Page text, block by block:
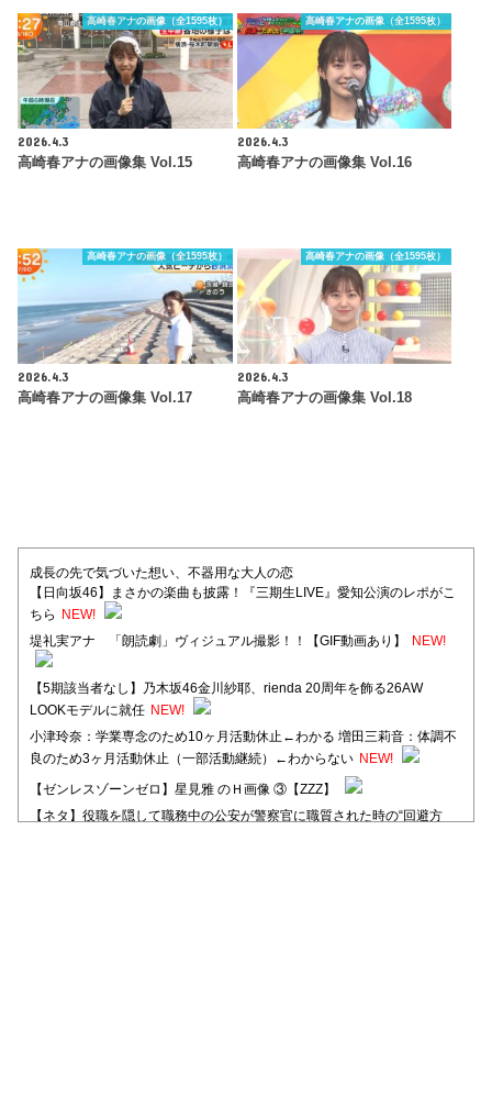
高崎春アナの画像（全1595枚）
2026.4.3
高崎春アナの画像集 Vol.15
高崎春アナの画像（全1595枚）
2026.4.3
高崎春アナの画像集 Vol.16
高崎春アナの画像（全1595枚）
2026.4.3
高崎春アナの画像集 Vol.17
高崎春アナの画像（全1595枚）
2026.4.3
高崎春アナの画像集 Vol.18
成長の先で気づいた想い、不器用な大人の恋
【日向坂46】まさかの楽曲も披露！『三期生LIVE』愛知公演のレポがこ
ちら NEW!
堤礼実アナ 「朗読劇」ヴィジュアル撮影！！【GIF動画あり】
NEW!
【5期該当者なし】乃木坂46金川紗耶、rienda 20周年を飾る26AW
LOOKモデルに就任 NEW!
小津玲奈：学業専念のため10ヶ月活動休止←わかる 増田三莉音：体調不
良のため3ヶ月活動休止（一部活動継続）←わからない NEW!
【ゼンレスゾーンゼロ】星見雅 のＨ画像 ③【ZZZ】
【ネタ】役職を隠して職務中の公安が警察官に職質された時の“回避方